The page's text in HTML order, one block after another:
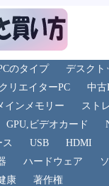
のタイプ
デスクト
クリエイターPC
中古
インメモリー
スト
GPU,ビデオカード
USB
HDMI
ハードウェア
康 著作権